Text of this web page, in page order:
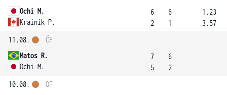
Ochi M.
Krainik P.
6
2
6
1
1.23
3.57
11.08.
Matos R.
Ochi M.
ČF
7
5
6
2
10.08.
OF